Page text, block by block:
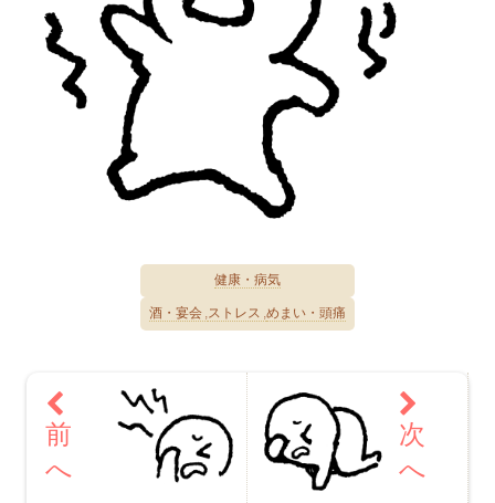
健康・病気
酒・宴会 ストレス めまい・頭痛